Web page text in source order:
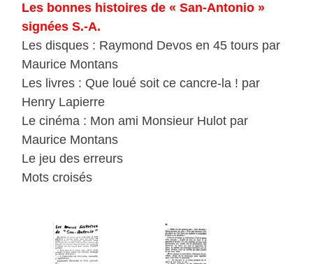
Les bonnes histoires de « San-Antonio »
signées S.-A.
Les disques : Raymond Devos en 45 tours par
Maurice Montans
Les livres : Que loué soit ce cancre-la ! par
Henry Lapierre
Le cinéma : Mon ami Monsieur Hulot par
Maurice Montans
Le jeu des erreurs
Mots croisés